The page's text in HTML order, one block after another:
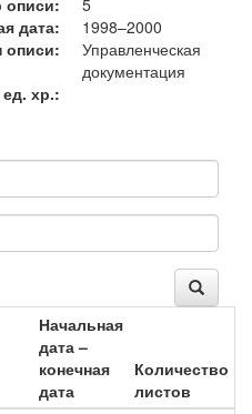
описи:
5
дата:
1998–2000
описи:
Управленческая
документация
хр.:
Начальная
дата –
конечная
дата
Количество
листов